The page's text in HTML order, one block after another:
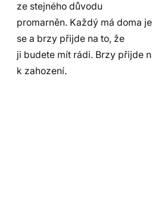
ze stejného důvodu
promarněn. Každý má doma
se a brzy přijde na to, že
ji budete mít rádi. Brzy přijde
k zahození.